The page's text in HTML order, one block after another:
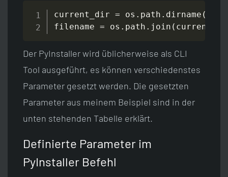
current_dir = os . path . dirname (
filename = os . path . join (
Der PyInstaller wird üblicherweise als CLI
Tool ausgeführt, es können verschiedenstes
Parameter gesetzt werden. Die gesetzten
Parameter aus meinem Beispiel sind in der
unten stehenden Tabelle erklärt.
Definierte Parameter im
PyInstaller Befehl